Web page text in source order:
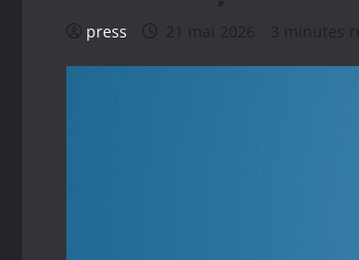
press 21 mai 2026 3 minutes